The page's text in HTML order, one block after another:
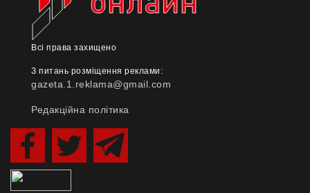
Всі права захищено
З питань розміщення реклами:
gazeta.1.reklama@gmail.com
Редакційна політика